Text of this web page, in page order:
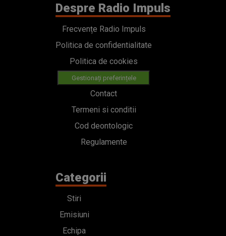
Despre Radio Impuls
Frecvențe Radio Impuls
Politica de confidentialitate
Politica de cookies
Gestionați preferințele
Contact
Termeni si conditii
Cod deontologic
Regulamente
Categorii
Stiri
Emisiuni
Echipa